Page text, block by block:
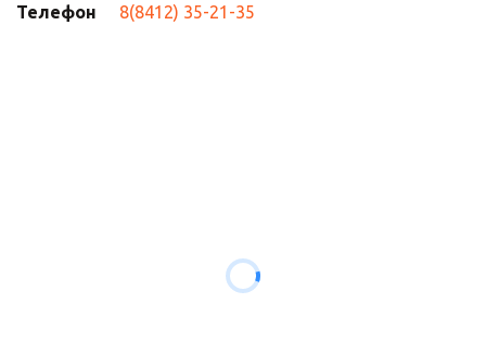
Телефон
8(8412) 35-21-35